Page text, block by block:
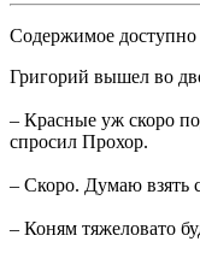
Содержимое
Григорий вышел во
– Красные уж скоро
спросил Прохор.
– Скоро. Думаю взять
– Коням тяжеловато